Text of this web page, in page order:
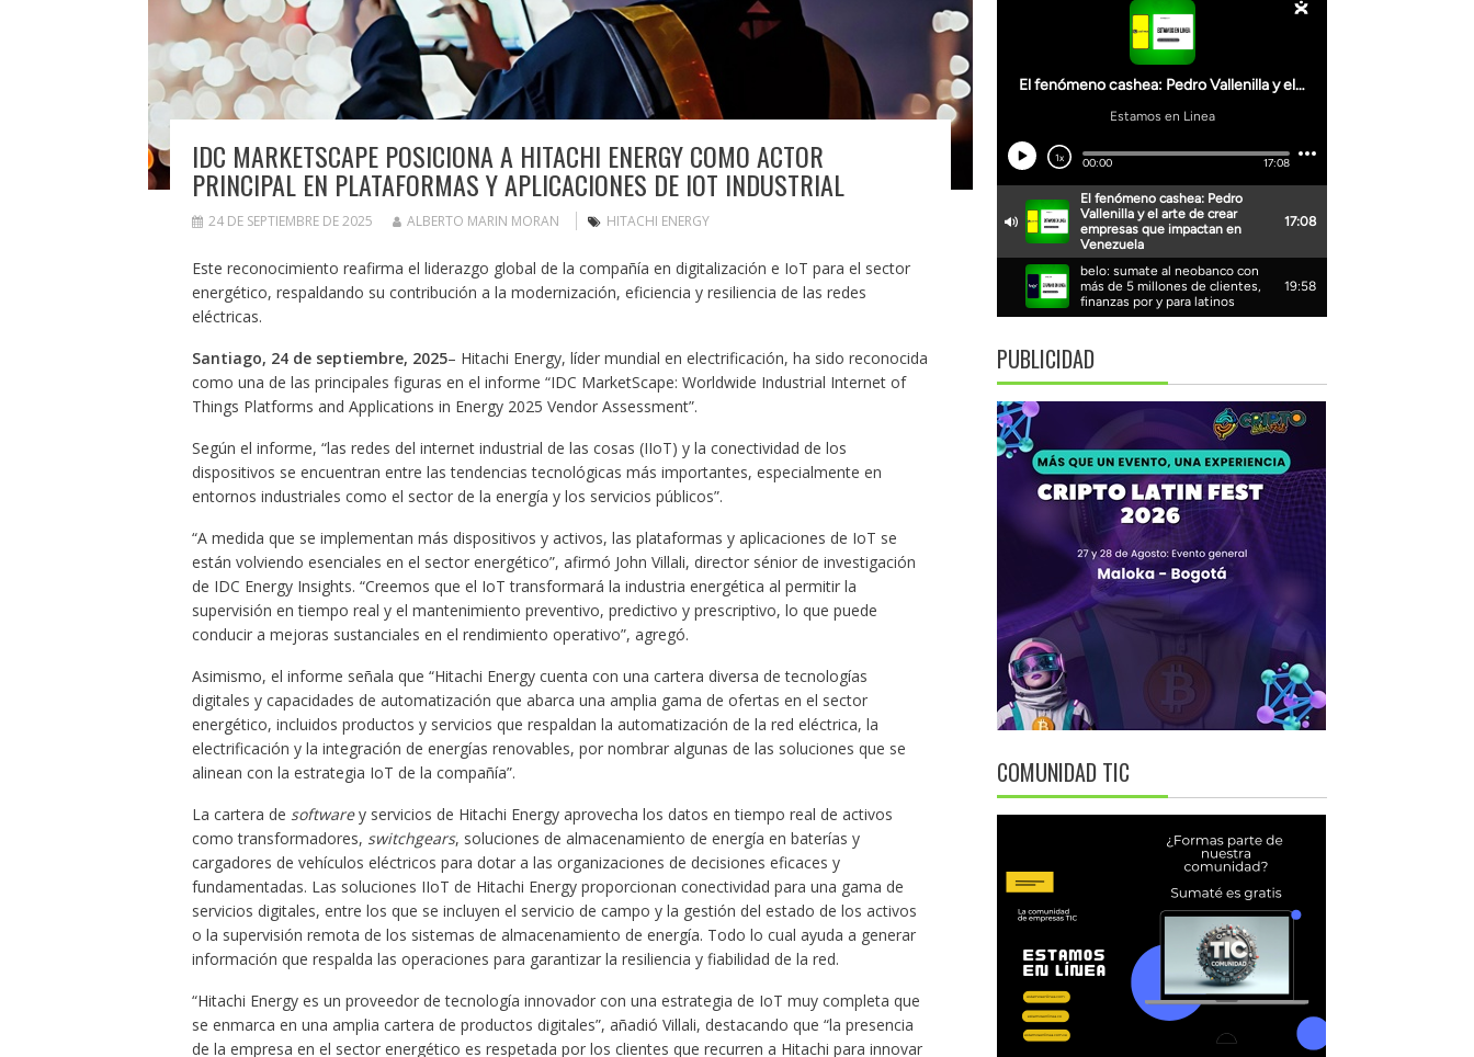
IDC MARKETSCAPE POSICIONA A HITACHI ENERGY COMO ACTOR
PRINCIPAL EN PLATAFORMAS Y APLICACIONES DE IOT INDUSTRIAL
24 DE SEPTIEMBRE DE 2025 ALBERTO MARIN MORAN HITACHI ENERGY
Este reconocimiento reafirma el liderazgo global de la compañía en digitalización e IoT para el sector
energético, respaldando su contribución a la modernización, eficiencia y resiliencia de las redes
eléctricas.
Santiago, 24 de septiembre, 2025– Hitachi Energy, líder mundial en electrificación, ha sido reconocida
como una de las principales figuras en el informe “IDC MarketScape: Worldwide Industrial Internet of
Things Platforms and Applications in Energy 2025 Vendor Assessment”.
Según el informe, “las redes del internet industrial de las cosas (IIoT) y la conectividad de los
dispositivos se encuentran entre las tendencias tecnológicas más importantes, especialmente en
entornos industriales como el sector de la energía y los servicios públicos”.
“A medida que se implementan más dispositivos y activos, las plataformas y aplicaciones de IoT se
están volviendo esenciales en el sector energético”, afirmó John Villali, director sénior de investigación
de IDC Energy Insights. “Creemos que el IoT transformará la industria energética al permitir la
supervisión en tiempo real y el mantenimiento preventivo, predictivo y prescriptivo, lo que puede
conducir a mejoras sustanciales en el rendimiento operativo”, agregó.
Asimismo, el informe señala que “Hitachi Energy cuenta con una cartera diversa de tecnologías
digitales y capacidades de automatización que abarca una amplia gama de ofertas en el sector
energético, incluidos productos y servicios que respaldan la automatización de la red eléctrica, la
electrificación y la integración de energías renovables, por nombrar algunas de las soluciones que se
alinean con la estrategia IoT de la compañía”.
La cartera de softwarey servicios de Hitachi Energy aprovecha los datos en tiempo real de activos
como transformadores, switchgears, soluciones de almacenamiento de energía en baterías y
cargadores de vehículos eléctricos para dotar a las organizaciones de decisiones eficaces y
fundamentadas. Las soluciones IIoT de Hitachi Energy proporcionan conectividad para una gama de
servicios digitales, entre los que se incluyen el servicio de campo y la gestión del estado de los activos
o la supervisión remota de los sistemas de almacenamiento de energía. Todo lo cual ayuda a generar
información que respalda las operaciones para garantizar la resiliencia y fiabilidad de la red.
“Hitachi Energy es un proveedor de tecnología innovador con una estrategia de IoT muy completa que
se enmarca en una amplia cartera de productos digitales”, añadió Villali, destacando que “la presencia
de la empresa en el sector energético es respetada por los clientes que recurren a Hitachi para innovar
PUBLICIDAD
COMUNIDAD TIC